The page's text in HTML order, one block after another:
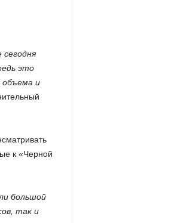
это
объема и
к «Черной
большой
так и